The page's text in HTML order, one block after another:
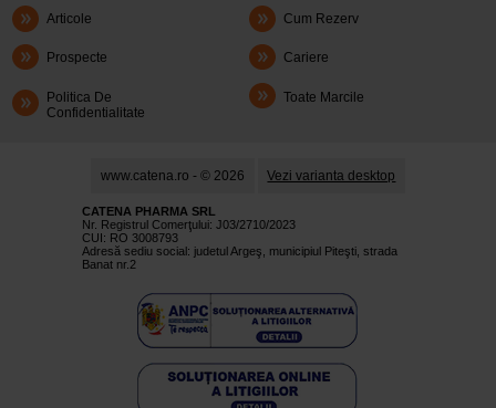
Articole Cum Rezerv
Prospecte Cariere
Politica De
Confidentialitate
Toate Marcile
www.catena.ro - © 2026 Vezi varianta desktop
CATENA PHARMA SRL
Nr. Registrul Comerţului: J03/2710/2023
CUI: RO 3008793
Adresă sediu social: judetul Argeş, municipiul Piteşti, strada
Banat nr.2